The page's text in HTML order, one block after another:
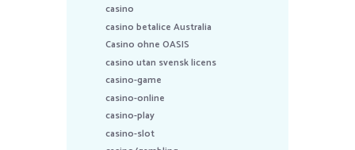
casino
casino betalice Australia
Casino ohne OASIS
casino utan svensk licens
casino-game
casino-online
casino-play
casino-slot